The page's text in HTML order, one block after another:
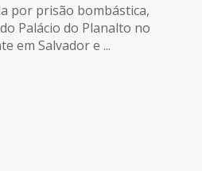
por prisão bombástica,
Palácio do Planalto no
em Salvador e ...